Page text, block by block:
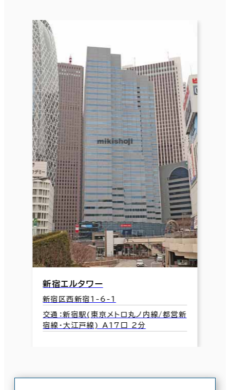
新宿エルタワー
新宿区西新宿1-6-1
交通：新宿駅(東京メトロ丸ノ内線/都営新
宿線･大江戸線) A17口 2分